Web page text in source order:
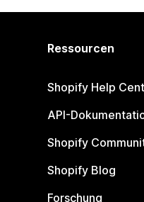
Ressourcen
Shopify Help
API-
Shopify
Shopify Blog
Forschung